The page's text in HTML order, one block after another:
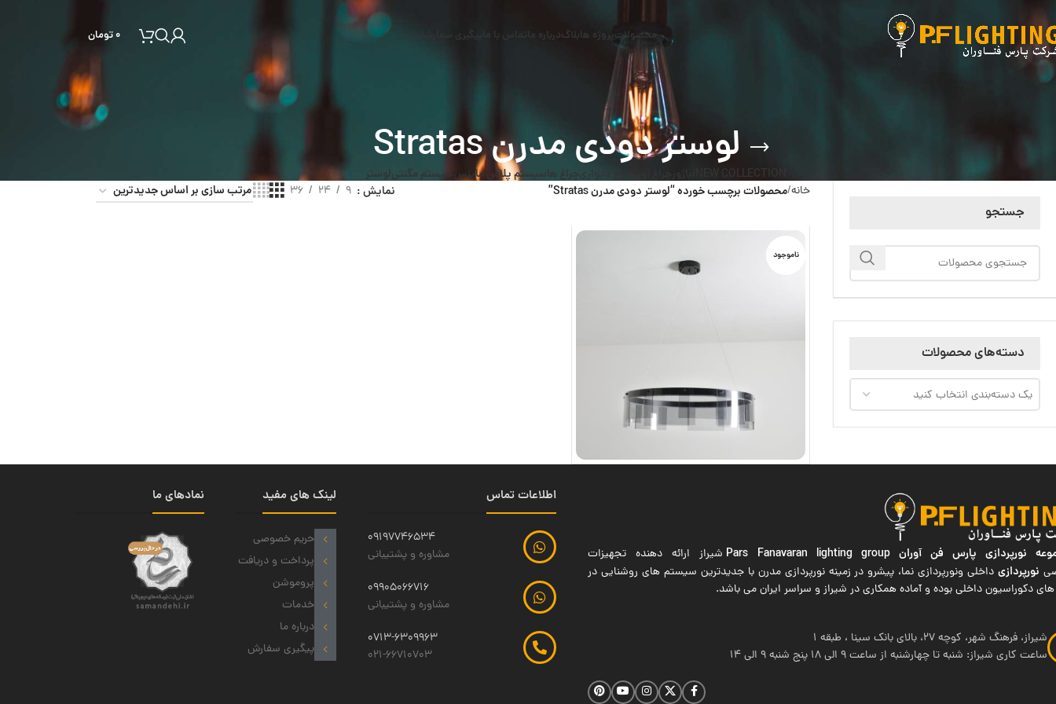
محصولات پروژه هابلاگدرباره ما تماس با ما ۰تومان
لوستر دودی مدرن StratasNEW COLLECTION سیستم پلاس ماینسسیستم مگنتیلوستر
جستجو
دسته‌های محصولات
یک دسته‌بندی انتخاب کنید
خانه محصولات برچسب خورده “لوستر دودی مدرن Stratas” نمایش 9
24
36
ناموجود
نورپردازی پارس فن آوران Pars Fanavaran lighting group شیراز ارائه دهنده تجهیزات
نورپردازیداخلی ونورپردازی نما، پیشرو در زمینه نورپردازی مدرن با جدیدترین سیستم های روشنایی در
های دکوراسیون داخلی بوده و آماده همکاری در شیراز و سراسر ایران می باشد.
شیراز، فرهنگ شهر، کوچه 27، بالای بانک سینا ، طبقه 1
ساعت کاری شیراز: شنبه تا چهارشنبه از ساعت 9 الی 18 پنج شنبه 9 الی 14
اطلاعات تماس
09197746534
مشاوره و پشتیبانی
09905066716
مشاوره و پشتیبانی
0713-6309963
021-66710703
لینک های مفید
حریم خصوصی
پرداخت و دریافت
پروموشن
خدمات
درباره ما
پیگیری سفارش
نمادهای ما